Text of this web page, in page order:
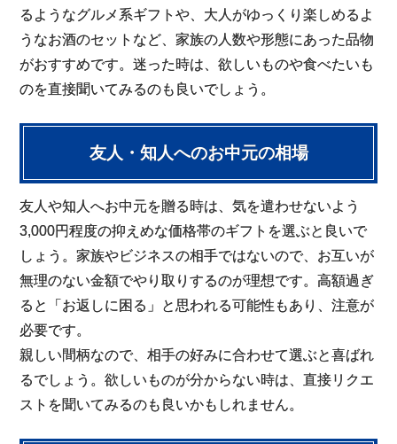
るようなグルメ系ギフトや、大人がゆっくり楽しめるよ
うなお酒のセットなど、家族の人数や形態にあった品物
がおすすめです。迷った時は、欲しいものや食べたいも
のを直接聞いてみるのも良いでしょう。
友人・知人へのお中元の相場
友人や知人へお中元を贈る時は、気を遣わせないよう
3,000円程度の抑えめな価格帯のギフトを選ぶと良いで
しょう。家族やビジネスの相手ではないので、お互いが
無理のない金額でやり取りするのが理想です。高額過ぎ
ると「お返しに困る」と思われる可能性もあり、注意が
必要です。
親しい間柄なので、相手の好みに合わせて選ぶと喜ばれ
るでしょう。欲しいものが分からない時は、直接リクエ
ストを聞いてみるのも良いかもしれません。